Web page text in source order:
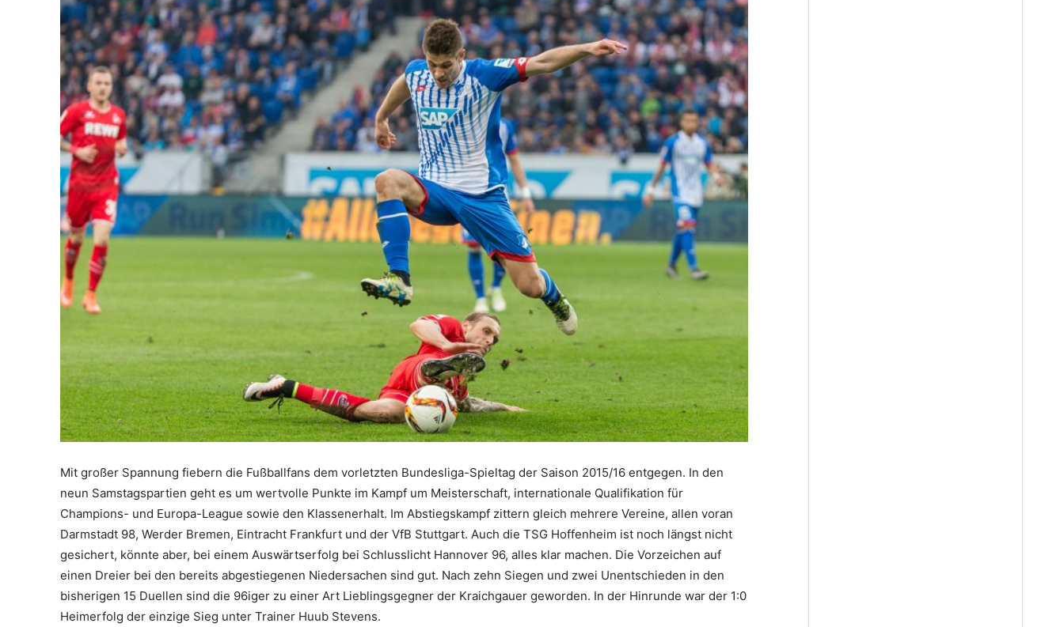
Mit großer Spannung fiebern die Fußballfans dem vorletzten Bundesliga-Spieltag der Saison 2015/16 entgegen. In den
neun Samstagspartien geht es um wertvolle Punkte im Kampf um Meisterschaft, internationale Qualifikation für
Champions- und Europa-League sowie den Klassenerhalt. Im Abstiegskampf zittern gleich mehrere Vereine, allen voran
Darmstadt 98, Werder Bremen, Eintracht Frankfurt und der VfB Stuttgart. Auch die TSG Hoffenheim ist noch längst nicht
gesichert, könnte aber, bei einem Auswärtserfolg bei Schlusslicht Hannover 96, alles klar machen. Die Vorzeichen auf
einen Dreier bei den bereits abgestiegenen Niedersachen sind gut. Nach zehn Siegen und zwei Unentschieden in den
bisherigen 15 Duellen sind die 96iger zu einer Art Lieblingsgegner der Kraichgauer geworden. In der Hinrunde war der 1:0
Heimerfolg der einzige Sieg unter Trainer Huub Stevens.